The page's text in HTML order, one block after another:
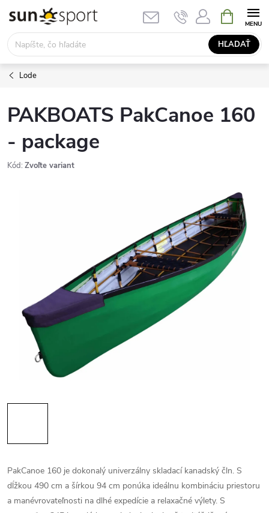
obsah
HĽADAŤ
KOŠÍK
Lode
PAKBOATS PakCanoe 160
- package
Kód: Zvoľte variant
PakCanoe 160 je dokonalý univerzálny skladací kanadský čln. S
dĺžkou 490 cm a šírkou 94 cm ponúka ideálnu kombináciu priestoru
a manévrovateľnosti na dlhé expedície a relaxačné výlety. S